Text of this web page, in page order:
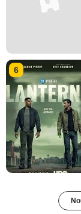
6